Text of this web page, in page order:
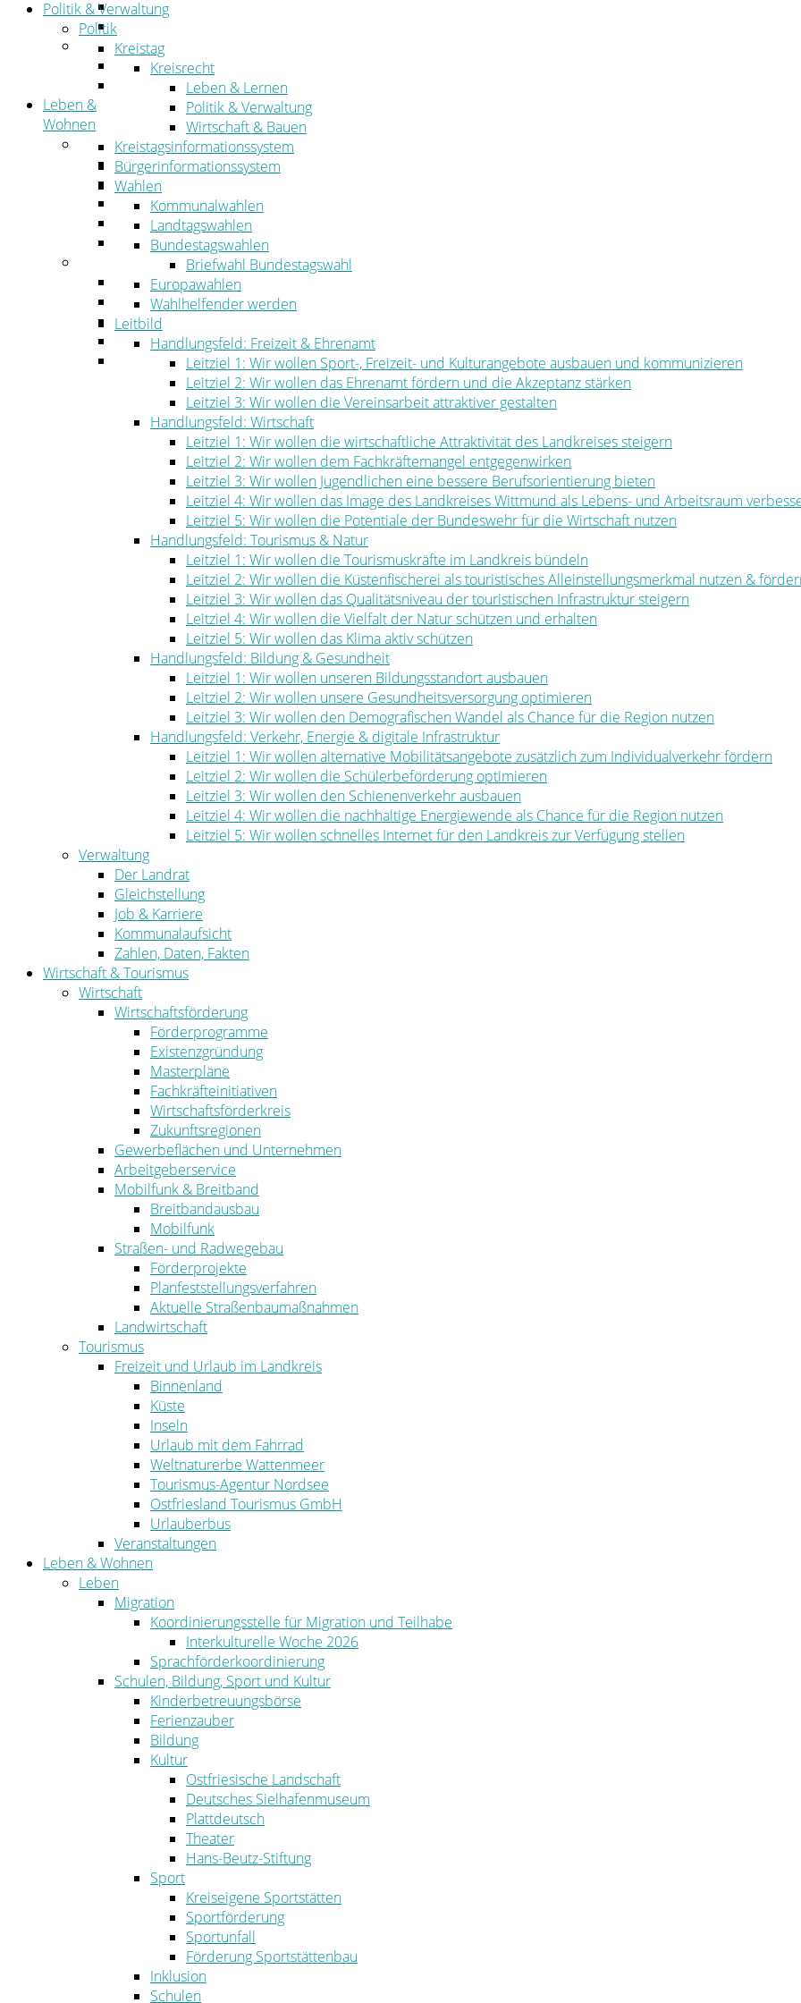
Straßen- und Radwegebau
Landwirtschaft
Tourismus
Freizeit und Urlaub im Landkreis
Veranstaltungen
Leben &
Wohnen
Leben
Migration
Schulen, Bildung, Sport und Kultur
Soziales
Gesundheit
Jugend, Familie und Senioren
Bauen und Planen
Abfall
Verkehr
Umwelt
Ordnung
Politik & Verwaltung
Politik
Kreistag
Kreisrecht
Leben & Lernen
Politik & Verwaltung
Wirtschaft & Bauen
Kreistagsinformationssystem
Bürgerinformationssystem
Wahlen
Kommunalwahlen
Landtagswahlen
Bundestagswahlen
Briefwahl Bundestagswahl
Europawahlen
Wahlhelfender werden
Leitbild
Handlungsfeld: Freizeit & Ehrenamt
Leitziel 1: Wir wollen Sport-, Freizeit- und Kulturangebote ausbauen und kommunizieren
Leitziel 2: Wir wollen das Ehrenamt fördern und die Akzeptanz stärken
Leitziel 3: Wir wollen die Vereinsarbeit attraktiver gestalten
Handlungsfeld: Wirtschaft
Leitziel 1: Wir wollen die wirtschaftliche Attraktivität des Landkreises steigern
Leitziel 2: Wir wollen dem Fachkräftemangel entgegenwirken
Leitziel 3: Wir wollen Jugendlichen eine bessere Berufsorientierung bieten
Leitziel 4: Wir wollen das Image des Landkreises Wittmund als Lebens- und Arbeitsraum
Leitziel 5: Wir wollen die Potentiale der Bundeswehr für die Wirtschaft nutzen
Handlungsfeld: Tourismus & Natur
Leitziel 1: Wir wollen die Tourismuskräfte im Landkreis bündeln
Leitziel 2: Wir wollen die Küstenfischerei als touristisches Alleinstellungsmerkmal nutzen &
Leitziel 3: Wir wollen das Qualitätsniveau der touristischen Infrastruktur steigern
Leitziel 4: Wir wollen die Vielfalt der Natur schützen und erhalten
Leitziel 5: Wir wollen das Klima aktiv schützen
Handlungsfeld: Bildung & Gesundheit
Leitziel 1: Wir wollen unseren Bildungsstandort ausbauen
Leitziel 2: Wir wollen unsere Gesundheitsversorgung optimieren
Leitziel 3: Wir wollen den Demografischen Wandel als Chance für die Region nutzen
Handlungsfeld: Verkehr, Energie & digitale Infrastruktur
Leitziel 1: Wir wollen alternative Mobilitätsangebote zusätzlich zum Individualverkehr fördern
Leitziel 2: Wir wollen die Schülerbeförderung optimieren
Leitziel 3: Wir wollen den Schienenverkehr ausbauen
Leitziel 4: Wir wollen die nachhaltige Energiewende als Chance für die Region nutzen
Leitziel 5: Wir wollen schnelles Internet für den Landkreis zur Verfügung stellen
Verwaltung
Der Landrat
Gleichstellung
Job & Karriere
Kommunalaufsicht
Zahlen, Daten, Fakten
Wirtschaft & Tourismus
Wirtschaft
Wirtschaftsförderung
Förderprogramme
Existenzgründung
Masterpläne
Fachkräfteinitiativen
Wirtschaftsförderkreis
Zukunftsregionen
Gewerbeflächen und Unternehmen
Arbeitgeberservice
Mobilfunk & Breitband
Breitbandausbau
Mobilfunk
Straßen- und Radwegebau
Förderprojekte
Planfeststellungsverfahren
Aktuelle Straßenbaumaßnahmen
Landwirtschaft
Tourismus
Freizeit und Urlaub im Landkreis
Binnenland
Küste
Inseln
Urlaub mit dem Fahrrad
Weltnaturerbe Wattenmeer
Tourismus-Agentur Nordsee
Ostfriesland Tourismus GmbH
Urlauberbus
Veranstaltungen
Leben & Wohnen
Leben
Migration
Koordinierungsstelle für Migration und Teilhabe
Interkulturelle Woche 2026
Sprachförderkoordinierung
Schulen, Bildung, Sport und Kultur
Kinderbetreuungsbörse
Ferienzauber
Bildung
Kultur
Ostfriesische Landschaft
Deutsches Sielhafenmuseum
Plattdeutsch
Theater
Hans-Beutz-Stiftung
Sport
Kreiseigene Sportstätten
Sportförderung
Sportunfall
Förderung Sportstättenbau
Inklusion
Schulen